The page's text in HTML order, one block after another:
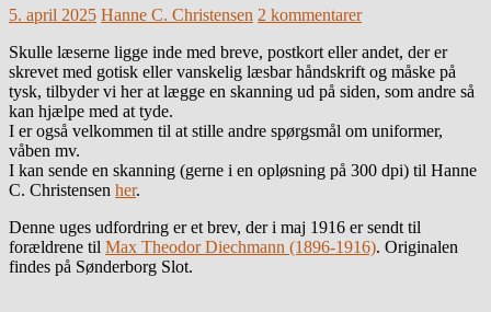
5. april 2025 Hanne C. Christensen 2 kommentarer
Skulle læserne ligge inde med breve, postkort eller andet, der er
skrevet med gotisk eller vanskelig læsbar håndskrift og måske på
tysk, tilbyder vi her at lægge en skanning ud på siden, som andre så
kan hjælpe med at tyde.
I er også velkommen til at stille andre spørgsmål om uniformer,
våben mv.
I kan sende en skanning (gerne i en opløsning på 300 dpi) til Hanne
C. Christensen her.
Denne uges udfordring er et brev, der i maj 1916 er sendt til
forældrene til Max Theodor Diechmann (1896-1916). Originalen
findes på Sønderborg Slot.